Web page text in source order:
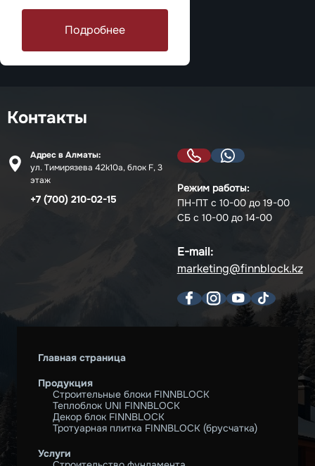
Подробнее
Контакты
Адрес в Алматы:
ул. Тимирязева 42k10a, блок F, 3
этаж
+7 (700) 210-02-15
Режим работы:
ПН-ПТ с 10-00 до 19-00
СБ с 10-00 до 14-00
E-mail:
marketing@finnblock.kz
Главная страница
Продукция
Строительные блоки FINNBLOCK
Теплоблок UNI FINNBLOCK
Декор блок FINNBLOCK
Тротуарная плитка FINNBLOCK (брусчатка)
Услуги